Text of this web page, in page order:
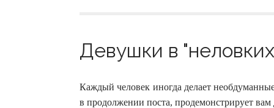
Девушки в
Каждый человек иногда делает
в продолжении поста, продемонстрирует